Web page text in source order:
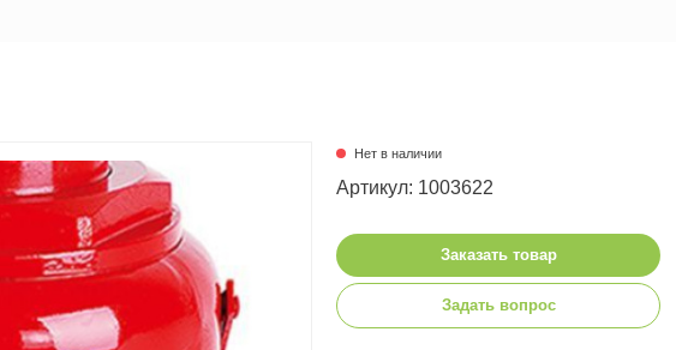
Нет в наличии
Артикул: 1003622
Заказать товар
Задать вопрос